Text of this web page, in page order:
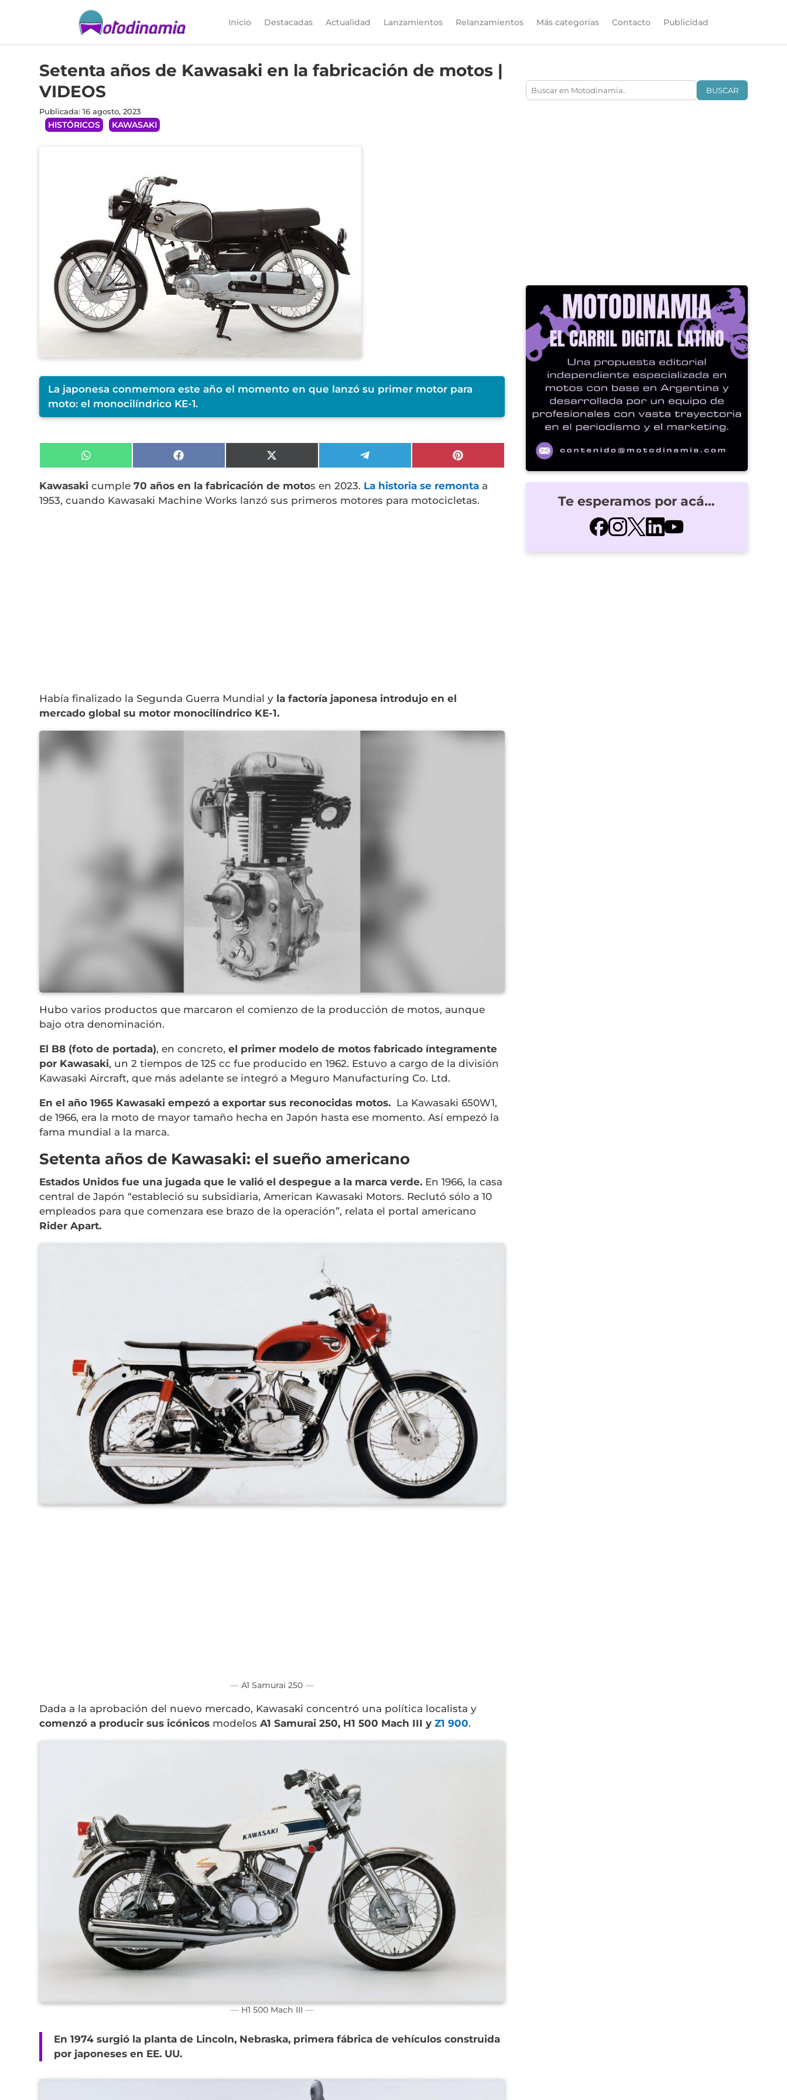
Inicio Destacadas Actualidad Lanzamientos Relanzamientos Más categorías Contacto Publicidad
Setenta años de Kawasaki en la fabricación de motos |
VIDEOS
Publicada: 16 agosto, 2023
HISTÓRICOS KAWASAKI
La japonesa conmemora este año el momento en que lanzó su primer motor para
moto: el monocilíndrico KE-1.
Compartir
en
WhatsApp
Compartir
en
Facebook
Compartir
en
X
(Twitter)
Compartir
en
Telegram
Compartir
en
Kawasaki cumple70 años en la fabricación de motos en 2023. La historia se remonta a
1953, cuando Kawasaki Machine Works lanzó sus primeros motores para motocicletas.
Había finalizado la Segunda Guerra Mundial y la factoría japonesa introdujo en el
mercado global su motor monocilíndrico KE-1.
Hubo varios productos que marcaron el comienzo de la producción de motos, aunque
bajo otra denominación.
El B8 (foto de portada), en concreto,el primer modelo de motos fabricado íntegramente
por Kawasaki, un 2 tiempos de 125 cc fue producido en 1962. Estuvo a cargo de la división
Kawasaki Aircraft, que más adelante se integró a Meguro Manufacturing Co. Ltd.
En el año 1965 Kawasaki empezó a exportar sus reconocidas motos. La Kawasaki 650W1,
de 1966, era la moto de mayor tamaño hecha en Japón hasta ese momento. Así empezó la
fama mundial a la marca.
Setenta años de Kawasaki: el sueño americano
Estados Unidos fue una jugada que le valió el despegue a la marca verde. En 1966, la casa
central de Japón “estableció su subsidiaria, American Kawasaki Motors. Reclutó sólo a 10
empleados para que comenzara ese brazo de la operación”, relata el portal americano
Rider Apart.
A1 Samurai 250
Dada a la aprobación del nuevo mercado, Kawasaki concentró una política localista y
comenzó a producir sus icónicos modelos A1 Samurai 250, H1 500 Mach III y Z1 900.
H1 500 Mach III
En 1974 surgió la planta de Lincoln, Nebraska, primera fábrica de vehículos construida
por japoneses en EE. UU.
BUSCAR
Te esperamos por acá…